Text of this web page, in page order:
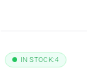
IN STOCK:4